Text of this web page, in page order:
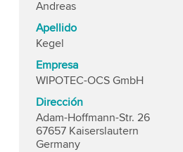
Andreas
Apellido
Kegel
Empresa
WIPOTEC-OCS GmbH
Dirección
Adam-Hoffmann-Str. 26
67657 Kaiserslautern
Germany